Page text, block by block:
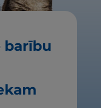
barību